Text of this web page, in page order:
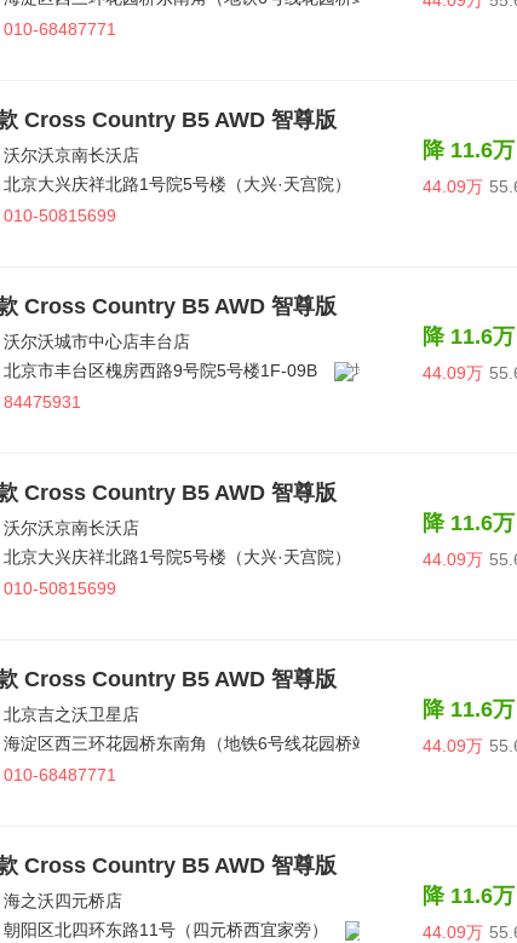
010-68487771
Cross Country B5 AWD 智尊版
沃尔沃京南长沃店
北京大兴庆祥北路1号院5号楼（大兴·天宫院）
010-50815699
降 11.6万
44.09万
Cross Country B5 AWD 智尊版
沃尔沃城市中心店丰台店
北京市丰台区槐房西路9号院5号楼1F-09B
84475931
降 11.6万
44.09万
Cross Country B5 AWD 智尊版
沃尔沃京南长沃店
北京大兴庆祥北路1号院5号楼（大兴·天宫院）
010-50815699
降 11.6万
44.09万
Cross Country B5 AWD 智尊版
北京吉之沃卫星店
海淀区西三环花园桥东南角（地铁6号线花园桥站C出口）
010-68487771
降 11.6万
44.09万
Cross Country B5 AWD 智尊版
海之沃四元桥店
朝阳区北四环东路11号（四元桥西宜家旁）
降 11.6万
44.09万